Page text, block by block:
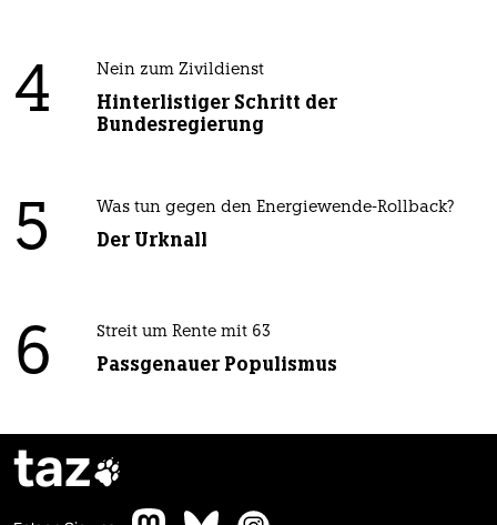
4 Nein zum Zivildienst
Hinterlistiger Schritt der
Bundesregierung
5 Was tun gegen den Energiewende-Rollback?
Der Urknall
6 Streit um Rente mit 63
Passgenauer Populismus
taz